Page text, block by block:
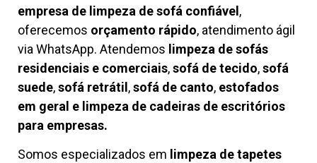
empresa de limpeza de sofá confiável,
oferecemos orçamento rápido, atendimento ágil
via WhatsApp. Atendemos limpeza desofás
residenciais e comerciais,sofá de tecido,sofá
suede,sofá retrátil,sofá de canto, estofados
em geral e limpeza de cadeiras de escritórios
para empresas.
Somos especializados em limpeza de tapetes